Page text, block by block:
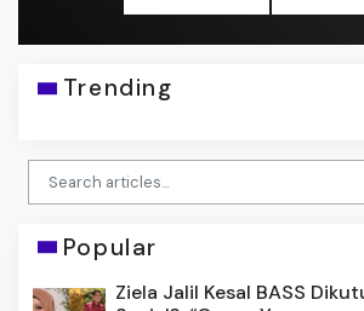
Trending
Popular
Ziela Jalil Kesal BASS